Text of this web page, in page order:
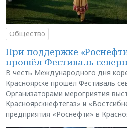
Общество
При поддержке
прошёл Фестиваль
В честь Международного дня
Красноярске прошёл Фестиваль
Организаторами мероприятия
Красноярскнефтегаз» и
предприятия «Роснефти» в